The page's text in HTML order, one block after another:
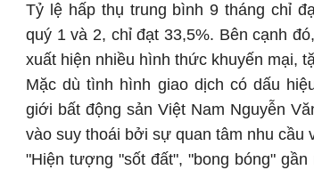
Tỷ lệ hấp thụ trung bình 9 tháng chỉ
quý 1 và 2, chỉ đạt 33,5%. Bên cạnh
xuất hiện nhiều hình thức khuyến mại,
Mặc dù tình hình giao dịch có dấu
giới bất động sản Việt Nam Nguyễn
vào suy thoái bởi sự quan tâm nhu cầu
"Hiện tượng "sốt đất", "bong bóng"